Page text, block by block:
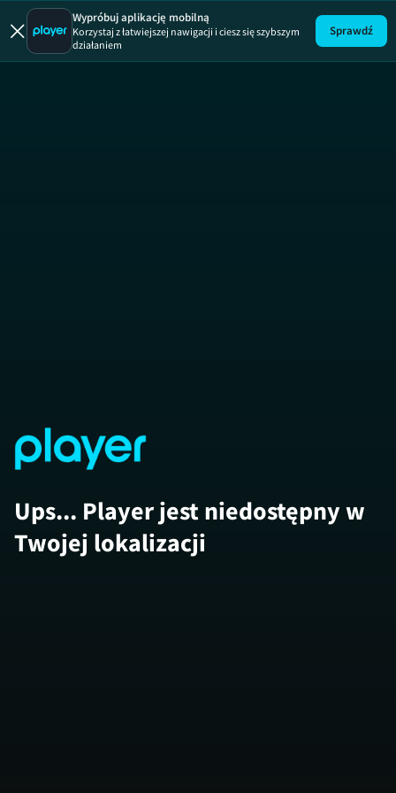
MasterChef
Wypróbuj aplikację mobilną
Korzystaj z łatwiejszej nawigacji i ciesz się szybszym
działaniem
Sprawdź
Ups... Player jest niedostępny w
Twojej lokalizacji